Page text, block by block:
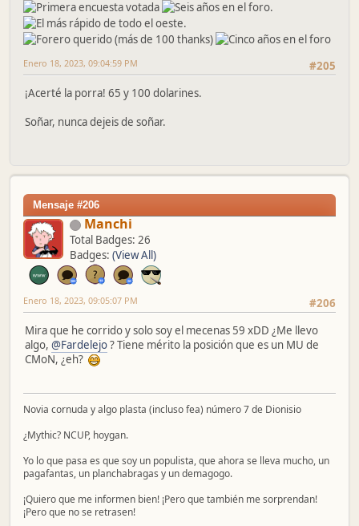
#205
Enero 18, 2023, 09:04:59 PM
¡Acerté la porra! 65 y 100 dolarines.
Soñar, nunca dejeis de soñar.
Mensaje #206
Manchi
Total Badges: 26
Badges: (View All)
#206
Enero 18, 2023, 09:05:07 PM
Mira que he corrido y solo soy el mecenas 59 xDD ¿Me llevo
algo, @Fardelejo? Tiene mérito la posición que es un MU de
CMoN, ¿eh?
Novia cornuda y algo plasta (incluso fea) número 7 de Dionisio
¿Mythic? NCUP, hoygan.
Yo lo que pasa es que soy un populista, que ahora se lleva mucho, un
pagafantas, un planchabragas y un demagogo.
¡Quiero que me informen bien! ¡Pero que también me sorprendan!
¡Pero que no se retrasen!